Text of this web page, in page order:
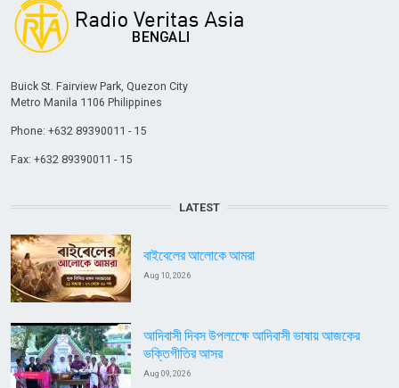
Buick St. Fairview Park, Quezon City
Metro Manila 1106 Philippines
Phone: +632 89390011 - 15
Fax: +632 89390011 - 15
LATEST
বাইবেলের আলোকে আমরা
Aug 10, 2026
আদিবাসী দিবস উপলক্ষেে আদিবাসী ভাষায় আজকের
ভক্তিগীতির আসর
Aug 09, 2026